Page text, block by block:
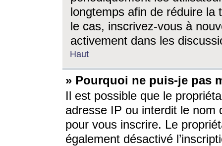
longtemps afin de réduire la
le cas, inscrivez-vous à
activement dans les
Haut
» Pourquoi ne puis-je pas
Il est possible que le
adresse IP ou interdit le nom
pour vous inscrire. Le
également désactivé